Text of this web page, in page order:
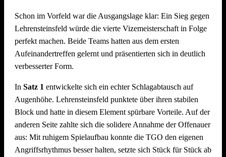
Schon im Vorfeld war die Ausgangslage klar: Ein Sieg gegen
Lehrensteinsfeld würde die vierte Vizemeisterschaft in Folge
perfekt machen. Beide Teams hatten aus dem ersten
Aufeinandertreffen gelernt und präsentierten sich in deutlich
verbesserter Form.
In Satz 1 entwickelte sich ein echter Schlagabtausch auf
Augenhöhe. Lehrensteinsfeld punktete über ihren stabilen
Block und hatte in diesem Element spürbare Vorteile. Auf der
anderen Seite zahlte sich die solidere Annahme der Offenauer
aus: Mit ruhigem Spielaufbau konnte die TGO den eigenen
Angriffsrhythmus besser halten, setzte sich Stück für Stück ab